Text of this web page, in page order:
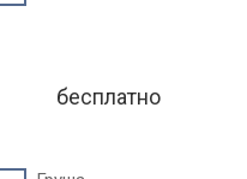
бесплатно